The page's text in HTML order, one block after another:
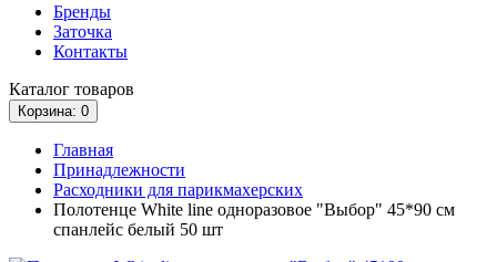
Бренды
Заточка
Контакты
Каталог товаров
Корзина: 0
Главная
Принадлежности
Расходники для парикмахерских
Полотенце White line одноразовое "Выбор" 45*90 см
спанлейс белый 50 шт